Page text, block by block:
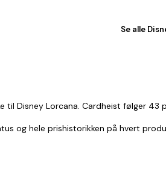
Se alle
til Disney Lorcana. Cardheist følger
og hele prishistorikken på hvert